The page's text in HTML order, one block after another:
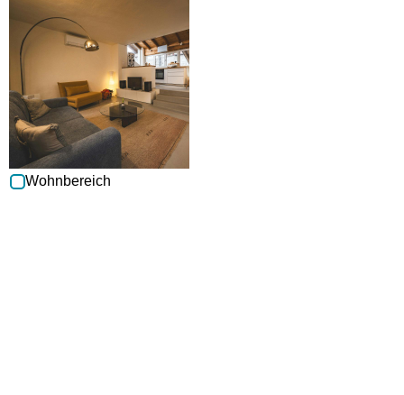
Wohnbereich